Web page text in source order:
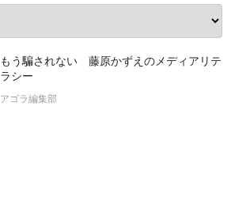
もう騙されない 藤原かずえのメディアリテ
ラシー
アゴラ編集部